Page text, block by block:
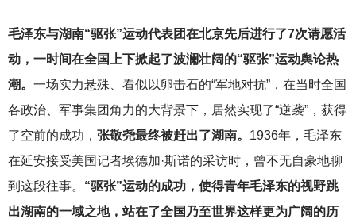
毛泽东与湖南“驱张”运动代表团在北京先后进行了7次请愿活
动，一时间在全国上下掀起了波澜壮阔的“驱张”运动舆论热
潮。 一场实力悬殊、看似以卵击石的“军地对抗”，在当时全国
各政治、军事集团角力的大背景下，居然实现了“逆袭”，获得
了空前的成功， 张敬尧最终被赶出了湖南。 1936年，毛泽东
在延安接受美国记者埃德加·斯诺的采访时，曾不无自豪地聊
到这段往事。 “驱张”运动的成功，使得青年毛泽东的视野跳
出湖南的一域之地，站在了全国乃至世界这样更为广阔的历